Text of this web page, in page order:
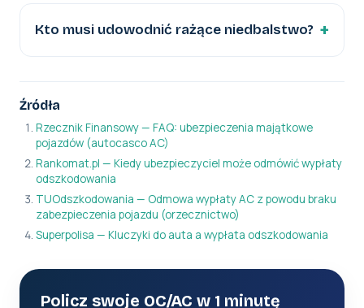
Kto musi udowodnić rażące niedbalstwo?
Źródła
Rzecznik Finansowy — FAQ: ubezpieczenia majątkowe
pojazdów (autocasco AC)
Rankomat.pl — Kiedy ubezpieczyciel może odmówić wypłaty
odszkodowania
TUOdszkodowania — Odmowa wypłaty AC z powodu braku
zabezpieczenia pojazdu (orzecznictwo)
Superpolisa — Kluczyki do auta a wypłata odszkodowania
Policz swoje OC/AC w 1 minutę